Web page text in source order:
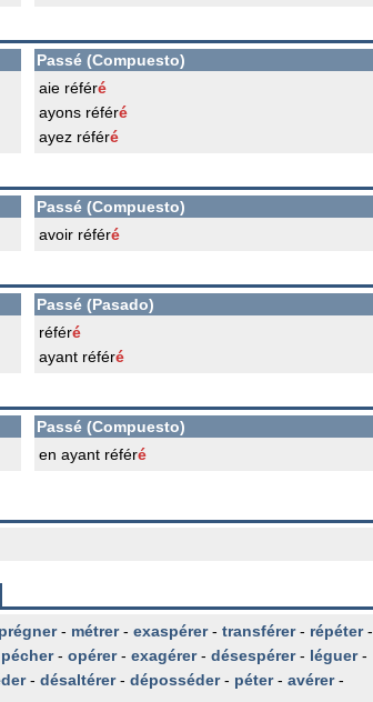
Passé (Compuesto)
aie référé
ayons référé
ayez référé
Passé (Compuesto)
avoir référé
Passé (Pasado)
référé
ayant référé
Passé (Compuesto)
en ayant référé
- métrer- exaspérer- transférer- répéter-
pécher- opérer- exagérer- désespérer- léguer-
- désaltérer- déposséder- péter- avérer-